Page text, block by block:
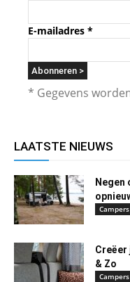
E-mailadres *
* Gegevens
LAATSTE NIEUWS
Negen
Campers
& Zo
Campers